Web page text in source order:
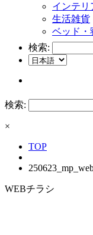
インテリ
生活雑貨
ベッド・
検索:
検索:
×
TOP
WEBチラシ